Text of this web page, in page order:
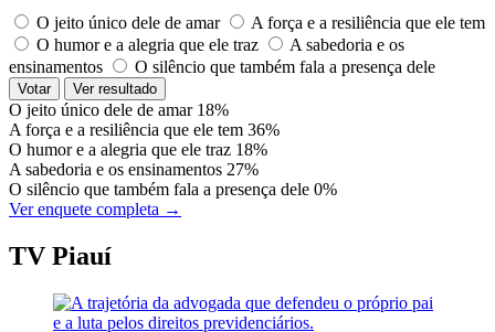
O jeito único dele de amar
A força e a resiliência que ele tem
O humor e a alegria que ele traz
A sabedoria e os
ensinamentos
O silêncio que também fala a presença dele
Votar Ver resultado
O jeito único dele de amar 18%
A força e a resiliência que ele tem 36%
O humor e a alegria que ele traz 18%
A sabedoria e os ensinamentos 27%
O silêncio que também fala a presença dele 0%
Ver enquete completa →
TV Piauí